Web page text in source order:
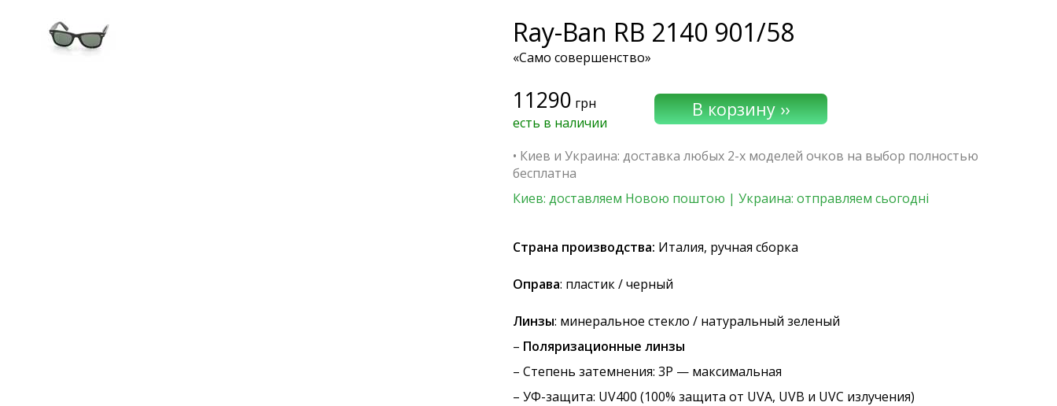
Ray-Ban RB 2140 901/58
«Само совершенство»
11290 грн
есть в наличии
• Киев и Украина: доставка любых 2-х моделей очков на выбор полностью
бесплатна
Киев: доставляем Новою поштою | Украина: отправляем сьогодні
Страна производства: Италия, ручная сборка
Оправа: пластик / черный
Линзы: минеральное стекло / натуральный зеленый
– Поляризационные линзы
– Степень затемнения: 3P — максимальная
– УФ-защита: UV400 (100% защита от UVA, UVB и UVC излучения)